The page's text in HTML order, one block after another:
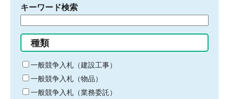
キーワード検索
る
キ
ー
ワ
ー
種類
一般競争入札（建設工事）
一般競争入札（物品）
一般競争入札（業務委託）